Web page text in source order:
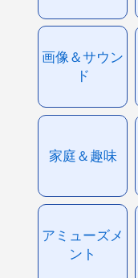
画像＆サウン
ド
家庭＆趣味
アミューズメ
ント